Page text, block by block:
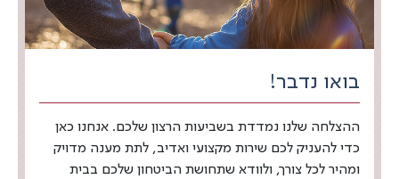
בואו נדבר!
ההצלחה שלנו נמדדת בשביעות הרצון שלכם. אנחנו כאן
כדי להעניק לכם שירות מקצועי ואדיב, לתת מענה מדויק
ומהיר לכל צורך, ולוודא שתחושת הביטחון שלכם בבית